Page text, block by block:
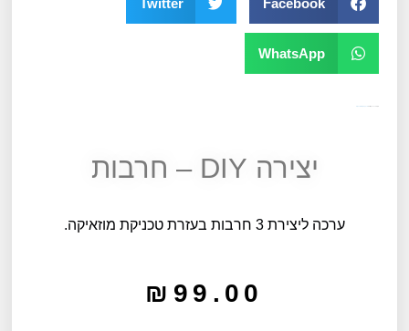
WhatsApp
יצירה DIY – חרבות
ערכה ליצירת 3 חרבות בעזרת טכניקת מוזאיקה.
₪ 99.00